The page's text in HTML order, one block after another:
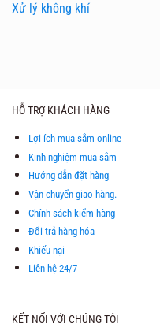
Xử lý không khí
HỖ TRỢ KHÁCH HÀNG
Lợi ích mua sắm online
Kinh nghiệm mua sắm
Hướng dẫn đặt hàng
Vận chuyển giao hàng.
Chính sách kiểm hàng
Đổi trả hàng hóa
Khiếu nại
Liên hệ 24/7
KẾT NỐI VỚI CHÚNG TÔI